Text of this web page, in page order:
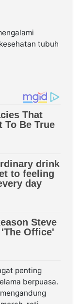
tubuh
penting
berpuasa.